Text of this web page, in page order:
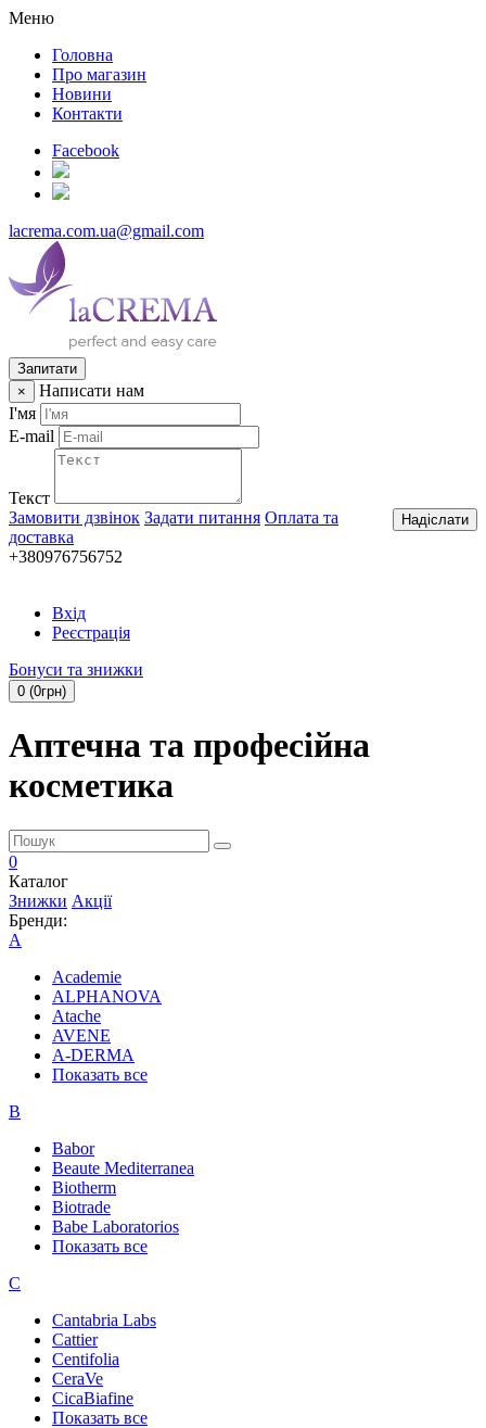
Меню
Головна
Про магазин
Новини
Контакти
Facebook
lacrema.com.ua@gmail.com
Запитати
×
Написати нам
І'мя
E-mail
Текст
Надіслати
Замовити дзвінок Задати питання Оплата та
доставка
+380976756752
Вхід
Реєстрація
Бонуси та знижки
0 (0грн)
Аптечна та професійна
косметика
0
Каталог
Знижки Акції
Бренди:
A
Academie
ALPHANOVA
Atache
AVENE
A-DERMA
Показать все
B
Babor
Beaute Mediterranea
Biotherm
Biotrade
Babe Laboratorios
Показать все
C
Cantabria Labs
Cattier
Centifolia
CeraVe
CicaBiafine
Показать все